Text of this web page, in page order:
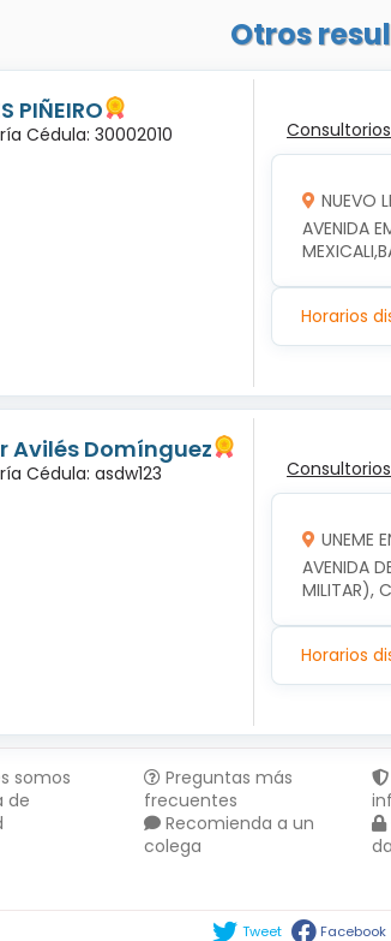
Otros
PIÑEIRO
Cédula: 30002010 Consultorios
NUEVO
AVENIDA
Horarios
Avilés Domínguez
Cédula: asdw123 Consultorios
UNEME
AVENIDA
MILITAR),
Horarios
somos
de
Preguntas más
frecuentes
Recomienda a un
colega
Tweet Facebook